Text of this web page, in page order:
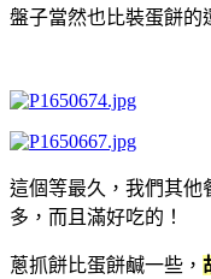
盤子當然也比裝蛋餅的
這個等最久，我們其他
多，而且滿好吃的！
蔥抓餅比蛋餅鹹一些，